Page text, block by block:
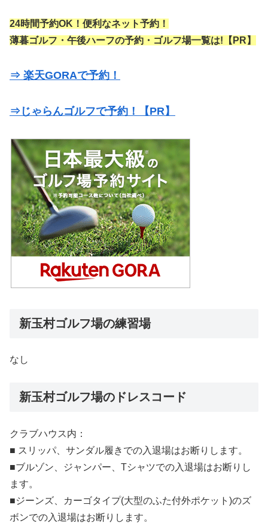
24時間予約OK！便利なネット予約！
薄暮ゴルフ・午後ハーフの予約・ゴルフ場一覧は!【PR】
⇒ 楽天GORAで予約！
⇒じゃらんゴルフで予約！【PR】
新玉村ゴルフ場の練習場
なし
新玉村ゴルフ場のドレスコード
クラブハウス内：
■ スリッパ、サンダル履きでの入退場はお断りします。
■ブルゾン、ジャンパー、Tシャツでの入退場はお断りし
ます。
■ジーンズ、カーゴタイプ(大型のふた付外ポケット)のズ
ボンでの入退場はお断りします。